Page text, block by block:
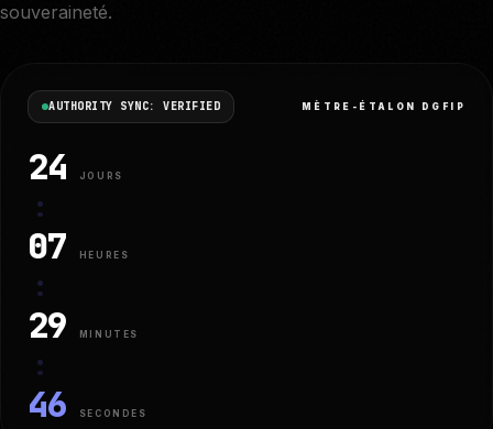
souveraineté.
AUTHORITY SYNC: VERIFIED MÈTRE-ÉTALON DGFIP
24 JOURS
:
07 HEURES
:
29 MINUTES
:
45 SECONDES